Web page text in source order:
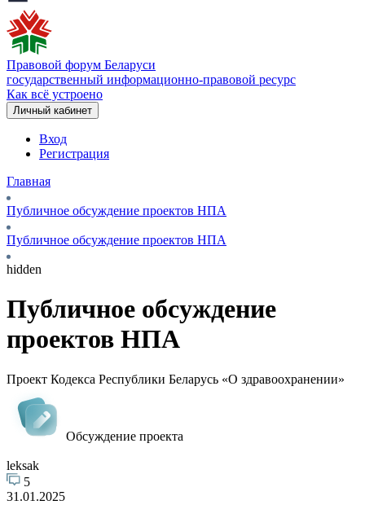
Правовой форум Беларуси
государственный информационно-правовой ресурс
Как всё устроено
Личный кабинет
Вход
Регистрация
Главная
Публичное обсуждение проектов НПА
Публичное обсуждение проектов НПА
hidden
Публичное обсуждение
проектов НПА
Проект Кодекса Республики Беларусь «О здравоохранении»
Обсуждение проекта
leksak
5
31.01.2025